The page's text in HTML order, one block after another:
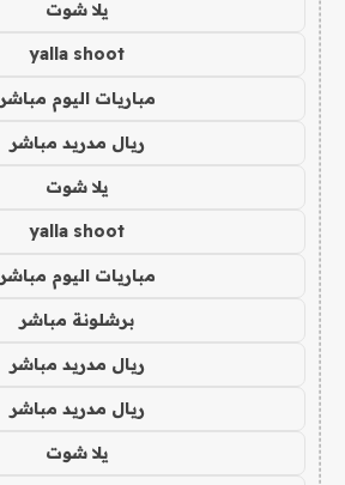
يلا شوت
yalla shoot
مباريات اليوم مباشر
ريال مدريد مباشر
يلا شوت
yalla shoot
مباريات اليوم مباشر
برشلونة مباشر
ريال مدريد مباشر
ريال مدريد مباشر
يلا شوت